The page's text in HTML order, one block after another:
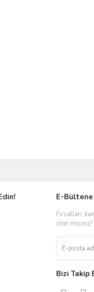
E-Bültene
Fırsatları,
ister misiniz?
Bizi Takip